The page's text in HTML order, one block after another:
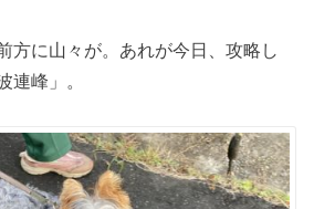
方に山々が。あれが今日、攻略し
連峰」。